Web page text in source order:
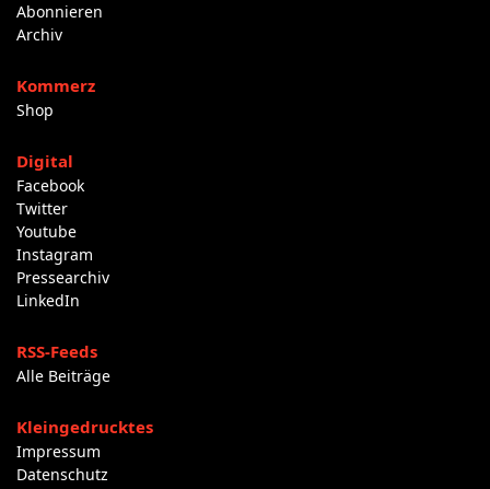
Abonnieren
Archiv
Kommerz
Shop
Digital
Facebook
Twitter
Youtube
Instagram
Pressearchiv
LinkedIn
RSS-Feeds
Alle Beiträge
Kleingedrucktes
Impressum
Datenschutz